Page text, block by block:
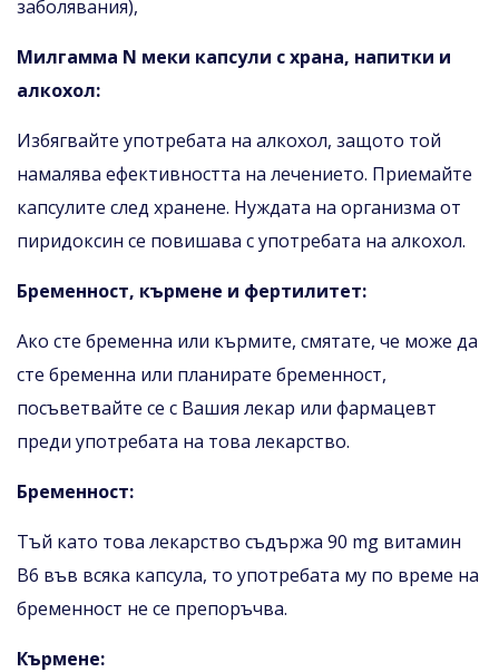
заболявания),
Милгамма N меки капсули с храна, напитки и
алкохол:
Избягвайте употребата на алкохол, защото той
намалява ефективността на лечението. Приемайте
капсулите след хранене. Нуждата на организма от
пиридоксин се повишава с употребата на алкохол.
Бременност, кърмене и фертилитет:
Ако сте бременна или кърмите, смятате, че може да
сте бременна или планирате бременност,
посъветвайте се с Вашия лекар или фармацевт
преди употребата на това лекарство.
Бременност:
Тъй като това лекарство съдържа 90 mg витамин
B6 във всяка капсула, то употребата му по време на
бременност не се препоръчва.
Кърмене: